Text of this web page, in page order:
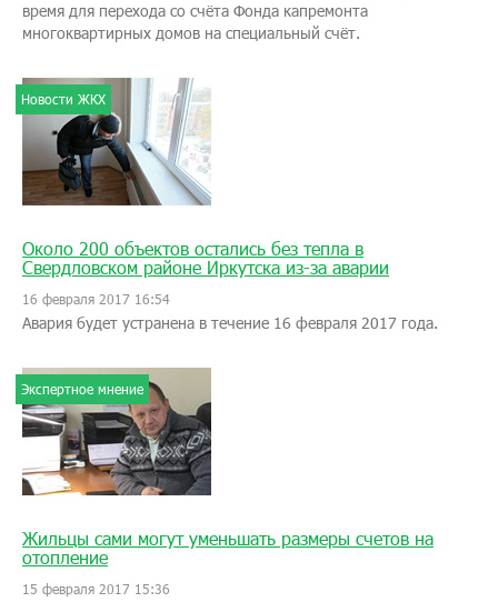
время для перехода со счёта Фонда капремонта
многоквартирных домов на специальный счёт.
Новости ЖКХ
Около 200 объектов остались без тепла в
Свердловском районе Иркутска из-за аварии
16 февраля 2017 16:54
Авария будет устранена в течение 16 февраля 2017 года.
Экспертное мнение
Жильцы сами могут уменьшать размеры счетов на
отопление
15 февраля 2017 15:36